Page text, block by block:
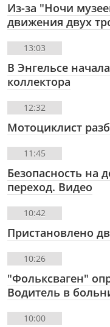
Из-за "Ночи
движения двух
13:03
В Энгельсе
коллектора
12:32
Мотоциклист
11:45
Безопасность на
переход. Видео
10:42
Пристановлено
10:26
"Фольксваген"
Водитель в
10:00